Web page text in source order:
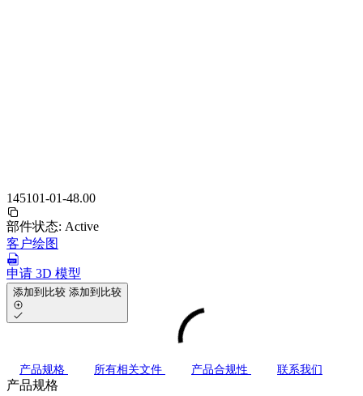
145101-01-48.00
部件状态: Active
客户绘图
申请 3D 模型
添加到比较 添加到比较
产品规格 所有相关文件 产品合规性 联系我们
产品规格